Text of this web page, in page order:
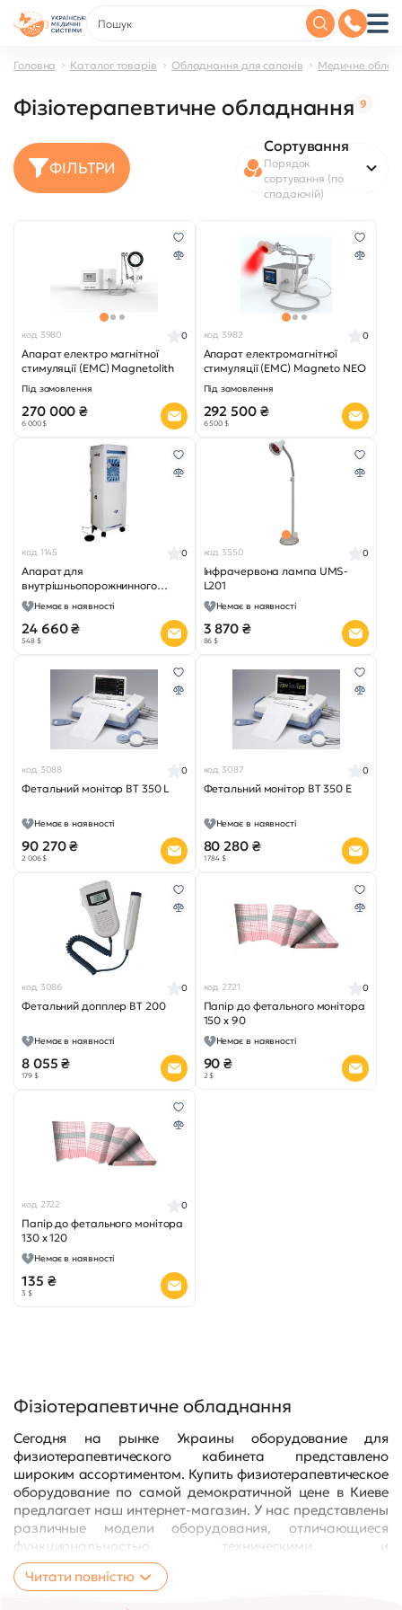
Головна Каталог товарів Обладнання для салонів Медичне
Фізіотерапевтичне обладнання 9
ФІЛЬТРИ
Сортування
Порядок
сортування (по
спадаючій)
код 3980
Апарат електро магнітної
стимуляції (ЕМС) Magnetolith
0
Під замовлення
270 000 ₴
6 000 $
код 3982
Апарат електромагнітної
стимуляції (ЕМС) Magneto NEO
0
Під замовлення
292 500 ₴
6 500 $
код 1145
Апарат для
внутрішньопорожнинного
зрошення кишечника
0
Немає в наявності
24 660 ₴
548 $
код 3550
Інфрачервона лампа UMS-
L201
0
Немає в наявності
3 870 ₴
86 $
код 3088
Фетальний монітор BT 350 L
0
Немає в наявності
90 270 ₴
2 006 $
код 3087
Фетальний монітор BT 350 E
0
Немає в наявності
80 280 ₴
1 784 $
код 3086
Фетальний допплер BT 200
0
Немає в наявності
8 055 ₴
179 $
код 2721
Папір до фетального монітора
150 х 90
0
Немає в наявності
90 ₴
2 $
код 2722
Папір до фетального монітора
130 х 120
0
Немає в наявності
135 ₴
3 $
Фізіотерапевтичне обладнання
Сегодня на рынке Украины оборудование для
физиотерапевтического кабинета представлено
широким ассортиментом. Купить физиотерапевтическое
оборудование по самой демократичной цене в Киеве
предлагает наш интернет-магазин. У нас представлены
различные модели оборудования, отличающиеся
функциональностью, техническими и
эксплуатационными характеристиками, а также
предназначением областью применения.
Читати повністю